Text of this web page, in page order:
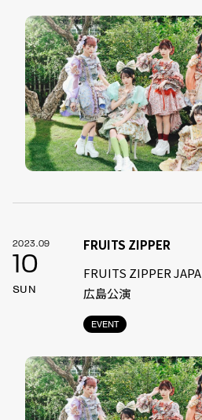
2023.09
10
SUN
EVENT
FRUITS ZIPPER
FRUITS ZIPPER
広島公演